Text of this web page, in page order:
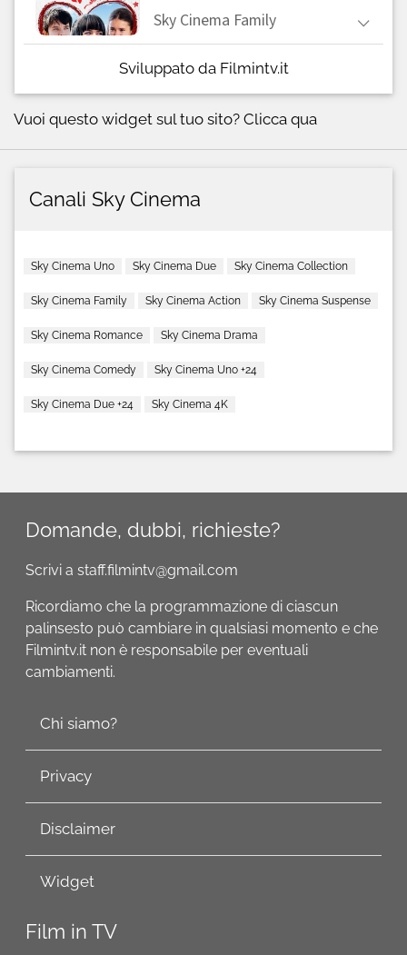
Sviluppato da Filmintv.it
Vuoi questo widget sul tuo sito? Clicca qua
Canali Sky Cinema
Sky Cinema Uno Sky Cinema Due Sky Cinema Collection
Sky Cinema Family Sky Cinema Action Sky Cinema Suspense
Sky Cinema Romance Sky Cinema Drama
Sky Cinema Comedy Sky Cinema Uno +24
Sky Cinema Due +24 Sky Cinema 4K
Domande, dubbi, richieste?
Scrivi a staff.filmintv@gmail.com
Ricordiamo che la programmazione di ciascun
palinsesto può cambiare in qualsiasi momento e che
Filmintv.it non è responsabile per eventuali
cambiamenti.
Chi siamo?
Privacy
Disclaimer
Widget
Film in TV